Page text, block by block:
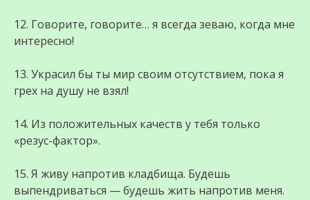
12. Говорите, говорите… я всегда зеваю, когда мне
интересно!
13. Украсил бы ты мир своим отсутствием, пока я
грех на душу не взял!
14. Из положительных качеств у тебя только
«резус-фактор».
15. Я живу напротив кладбища. Будешь
выпендриваться — будешь жить напротив меня.